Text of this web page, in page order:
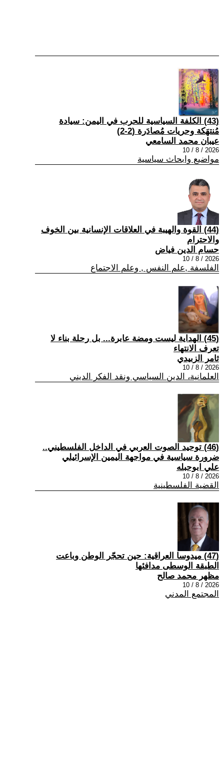
(43) الكلفة السياسية للحرب في اليمن: سيادة
مُنتهَكة وحريات مُصادَرة (2-2)
عيبان محمد السامعي
2026 / 8 / 10
مواضيع وابحاث سياسية
(44) القوة والهيبة في العلاقات الإنسانية بين الخوف
والاحترام
حسام الدين فياض
2026 / 8 / 10
الفلسفة ,علم النفس , وعلم الاجتماع
(45) الهداية ليست ومضة عابرة... بل رحلة بناء لا
تعرف الانتهاء
ثامر الزبيدي
2026 / 8 / 10
العلمانية، الدين السياسي ونقد الفكر الديني
(46) توحيد الصوت العربي في الداخل الفلسطيني..
ضرورة سياسية في مواجهة اليمين الإسرائيلي
علي ابوحبله
2026 / 8 / 10
القضية الفلسطينية
(47) ميدوسا العراقية: حين تحجّر الوطن وباعت
الطبقة الوسطى مدافئها
مظهر محمد صالح
2026 / 8 / 10
المجتمع المدني